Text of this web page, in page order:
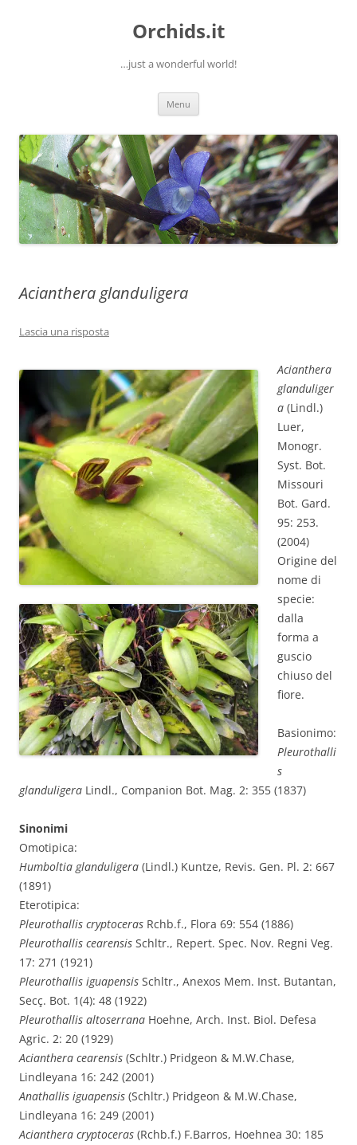
Orchids.it
…just a wonderful world!
Menu
Acianthera glanduligera
Lascia una risposta
Acianthera
glanduliger
a (Lindl.)
Luer,
Monogr.
Syst. Bot.
Missouri
Bot. Gard.
95: 253.
(2004)
Origine del
nome di
specie:
dalla
forma a
guscio
chiuso del
fiore.
Basionimo:
Pleurothalli
s
glanduligera Lindl., Companion Bot. Mag. 2: 355 (1837)
Sinonimi
Omotipica:
Humboltia glanduligera (Lindl.) Kuntze, Revis. Gen. Pl. 2: 667
(1891)
Eterotipica:
Pleurothallis cryptoceras Rchb.f., Flora 69: 554 (1886)
Pleurothallis cearensis Schltr., Repert. Spec. Nov. Regni Veg.
17: 271 (1921)
Pleurothallis iguapensis Schltr., Anexos Mem. Inst. Butantan,
Secç. Bot. 1(4): 48 (1922)
Pleurothallis altoserrana Hoehne, Arch. Inst. Biol. Defesa
Agric. 2: 20 (1929)
Acianthera cearensis (Schltr.) Pridgeon & M.W.Chase,
Lindleyana 16: 242 (2001)
Anathallis iguapensis (Schltr.) Pridgeon & M.W.Chase,
Lindleyana 16: 249 (2001)
Acianthera cryptoceras (Rchb.f.) F.Barros, Hoehnea 30: 185